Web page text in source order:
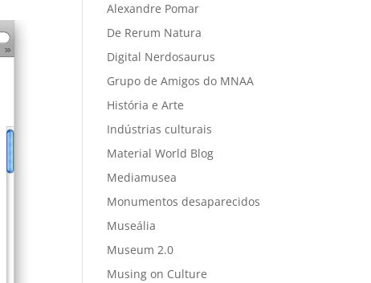
Alexandre Pomar
De Rerum Natura
Digital Nerdosaurus
Grupo de Amigos do MNAA
História e Arte
Indústrias culturais
Material World Blog
Mediamusea
Monumentos desaparecidos
Museália
Museum 2.0
Musing on Culture